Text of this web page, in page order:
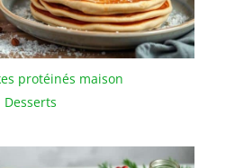
ARTISANALE. Fabriquées
en céramique de qualité
supérieure et peintes à la
main ; chaque pièce est
micro-ondes et au lave-
6,9x6,3x4,9 cm - Matériel:
protéinés maison
Desserts